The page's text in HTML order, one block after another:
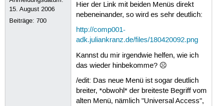
15. August 2006
Beiträge:700
Hier der Link mit beiden Menüs direkt
nebeneinander, so wird es sehr deutlich:
http://comp001-
adk.juliankranz.de/files/180420092.png
Kannst du mir irgendwie helfen, wie ich
das wieder hinbekomme? ☹
/edit: Das neue Menü ist sogar deutlich
breiter, *obwohl* der breiteste Begriff vom
alten Menü, nämlich "Universal Access",